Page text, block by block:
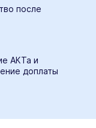
после
АКТа и
доплаты